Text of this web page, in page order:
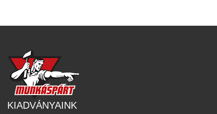
KIADVÁNYAINK